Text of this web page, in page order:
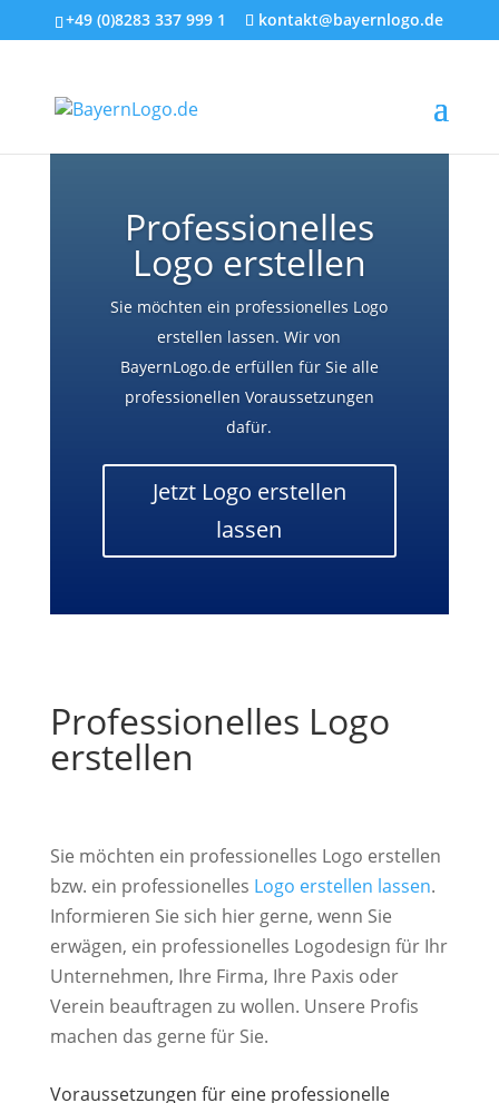
+49 (0)8283 337 999 1 kontakt@bayernlogo.de
Professionelles
Logo erstellen
Sie möchten ein professionelles Logo
erstellen lassen. Wir von
BayernLogo.de erfüllen für Sie alle
professionellen Voraussetzungen
dafür.
Jetzt Logo erstellen
lassen
Professionelles Logo
erstellen
Sie möchten ein professionelles Logo erstellen
bzw. ein professionelles Logo erstellen lassen.
Informieren Sie sich hier gerne, wenn Sie
erwägen, ein professionelles Logodesign für Ihr
Unternehmen, Ihre Firma, Ihre Paxis oder
Verein beauftragen zu wollen. Unsere Profis
machen das gerne für Sie.
Voraussetzungen für eine professionelle